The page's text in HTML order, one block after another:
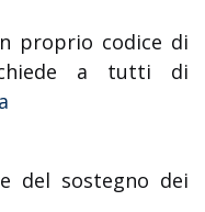
proprio codice di
a tutti di
del sostegno dei